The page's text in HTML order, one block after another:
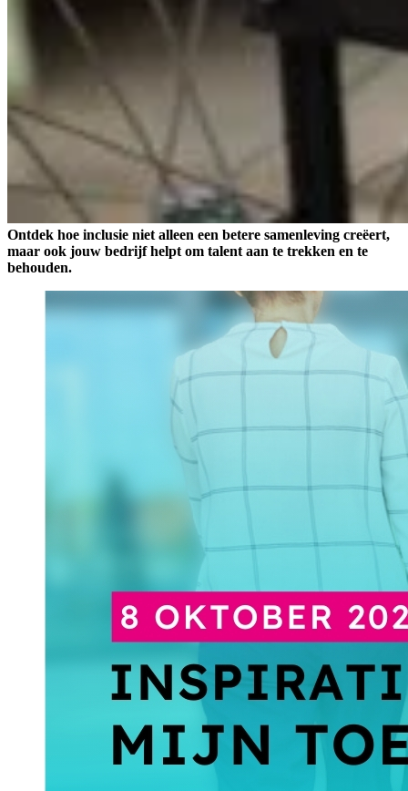
Ontdek hoe inclusie niet alleen een betere samenleving creëert,
maar ook jouw bedrijf helpt om talent aan te trekken en te
behouden.